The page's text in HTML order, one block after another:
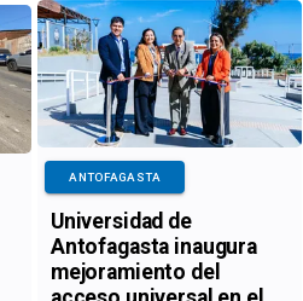
Universidad de
Antofagasta inaugura
mejoramiento del
ANTOFAGASTA